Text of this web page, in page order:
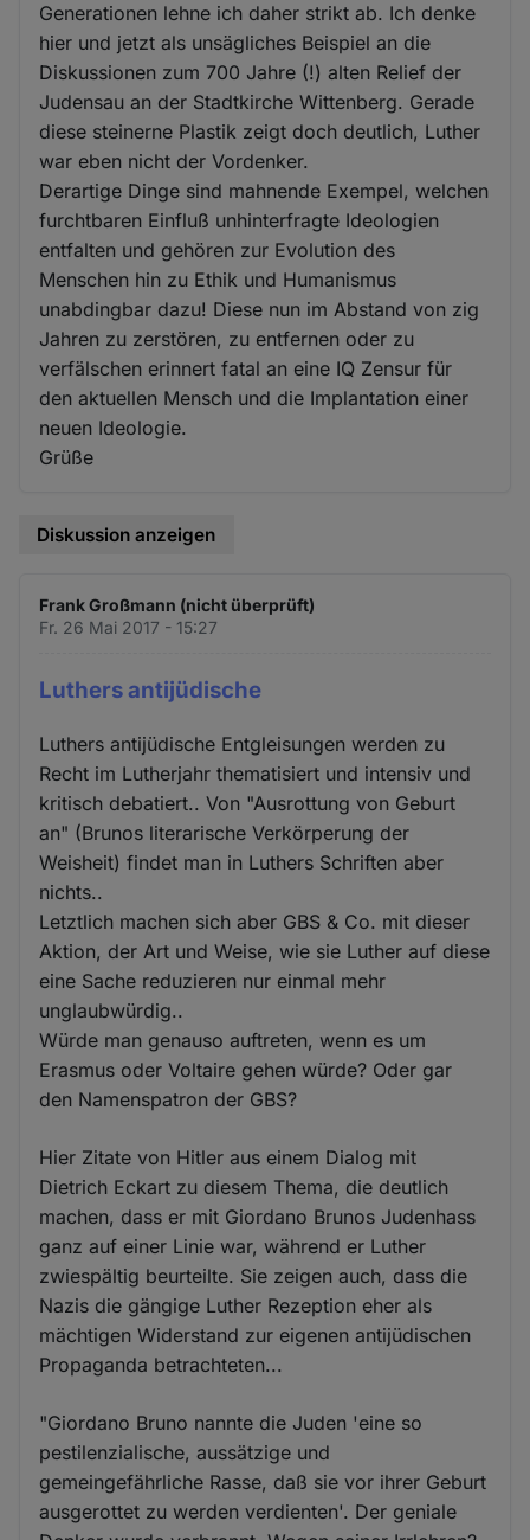
Generationen lehne ich daher strikt ab. Ich denke
hier und jetzt als unsägliches Beispiel an die
Diskussionen zum 700 Jahre (!) alten Relief der
Judensau an der Stadtkirche Wittenberg. Gerade
diese steinerne Plastik zeigt doch deutlich, Luther
war eben nicht der Vordenker.
Derartige Dinge sind mahnende Exempel, welchen
furchtbaren Einfluß unhinterfragte Ideologien
entfalten und gehören zur Evolution des
Menschen hin zu Ethik und Humanismus
unabdingbar dazu! Diese nun im Abstand von zig
Jahren zu zerstören, zu entfernen oder zu
verfälschen erinnert fatal an eine IQ Zensur für
den aktuellen Mensch und die Implantation einer
neuen Ideologie.
Grüße
Diskussion anzeigen
Frank Großmann (nicht überprüft)
Fr. 26 Mai 2017 - 15:27
Luthers antijüdische
Luthers antijüdische Entgleisungen werden zu
Recht im Lutherjahr thematisiert und intensiv und
kritisch debatiert.. Von "Ausrottung von Geburt
an" (Brunos literarische Verkörperung der
Weisheit) findet man in Luthers Schriften aber
nichts..
Letztlich machen sich aber GBS & Co. mit dieser
Aktion, der Art und Weise, wie sie Luther auf diese
eine Sache reduzieren nur einmal mehr
unglaubwürdig..
Würde man genauso auftreten, wenn es um
Erasmus oder Voltaire gehen würde? Oder gar
den Namenspatron der GBS?
Hier Zitate von Hitler aus einem Dialog mit
Dietrich Eckart zu diesem Thema, die deutlich
machen, dass er mit Giordano Brunos Judenhass
ganz auf einer Linie war, während er Luther
zwiespältig beurteilte. Sie zeigen auch, dass die
Nazis die gängige Luther Rezeption eher als
mächtigen Widerstand zur eigenen antijüdischen
Propaganda betrachteten...
"Giordano Bruno nannte die Juden 'eine so
pestilenzialische, aussätzige und
gemeingefährliche Rasse, daß sie vor ihrer Geburt
ausgerottet zu werden verdienten'. Der geniale